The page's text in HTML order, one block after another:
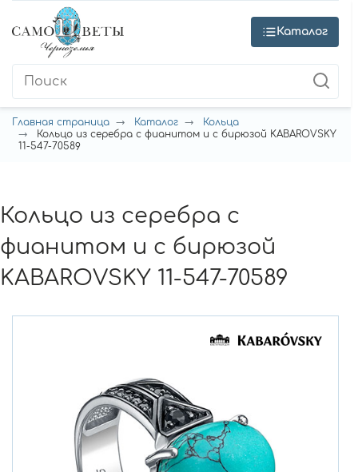
Каталог
Главная страница Каталог
Кольца
Кольцо из серебра с фианитом и с бирюзой KABAROVSKY
11-547-70589
Кольцо из серебра с
фианитом и с бирюзой
KABAROVSKY 11-547-70589